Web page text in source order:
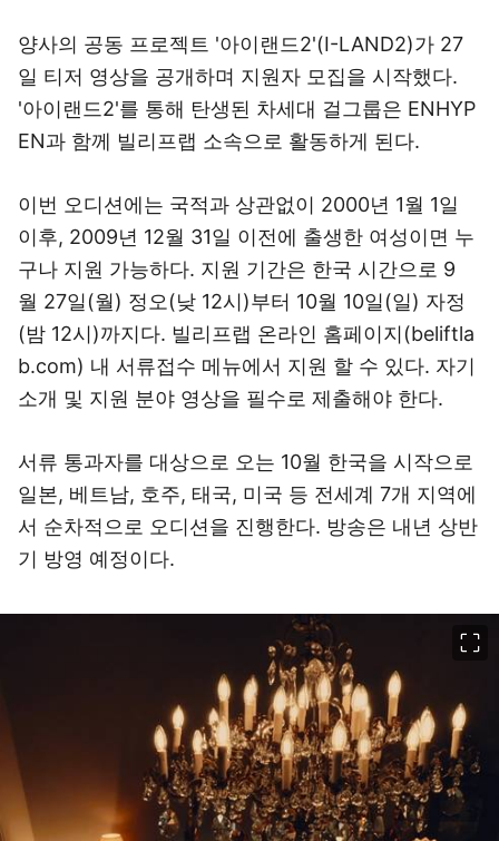
양사의 공동 프로젝트 '아이랜드2'(I-LAND2)가 27
일 티저 영상을 공개하며 지원자 모집을 시작했다.
'아이랜드2'를 통해 탄생된 차세대 걸그룹은 ENHYP
EN과 함께 빌리프랩 소속으로 활동하게 된다.
이번 오디션에는 국적과 상관없이 2000년 1월 1일
이후, 2009년 12월 31일 이전에 출생한 여성이면 누
구나 지원 가능하다. 지원 기간은 한국 시간으로 9
월 27일(월) 정오(낮 12시)부터 10월 10일(일) 자정
(밤 12시)까지다. 빌리프랩 온라인 홈페이지(beliftla
b.com) 내 서류접수 메뉴에서 지원 할 수 있다. 자기
소개 및 지원 분야 영상을 필수로 제출해야 한다.
서류 통과자를 대상으로 오는 10월 한국을 시작으로
일본, 베트남, 호주, 태국, 미국 등 전세계 7개 지역에
서 순차적으로 오디션을 진행한다. 방송은 내년 상반
기 방영 예정이다.